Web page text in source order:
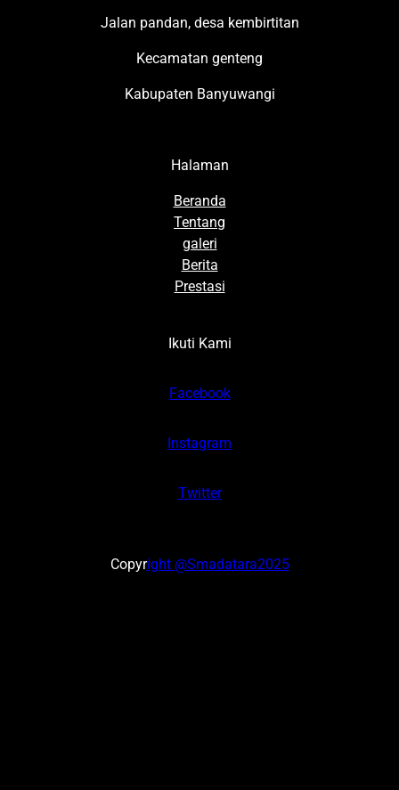
Jalan pandan, desa kembirtitan
Kecamatan genteng
Kabupaten Banyuwangi
Halaman
Beranda
Tentang
galeri
Berita
Prestasi
Ikuti Kami
Facebook
Instagram
Twitter
Copyright @Smadatara2025